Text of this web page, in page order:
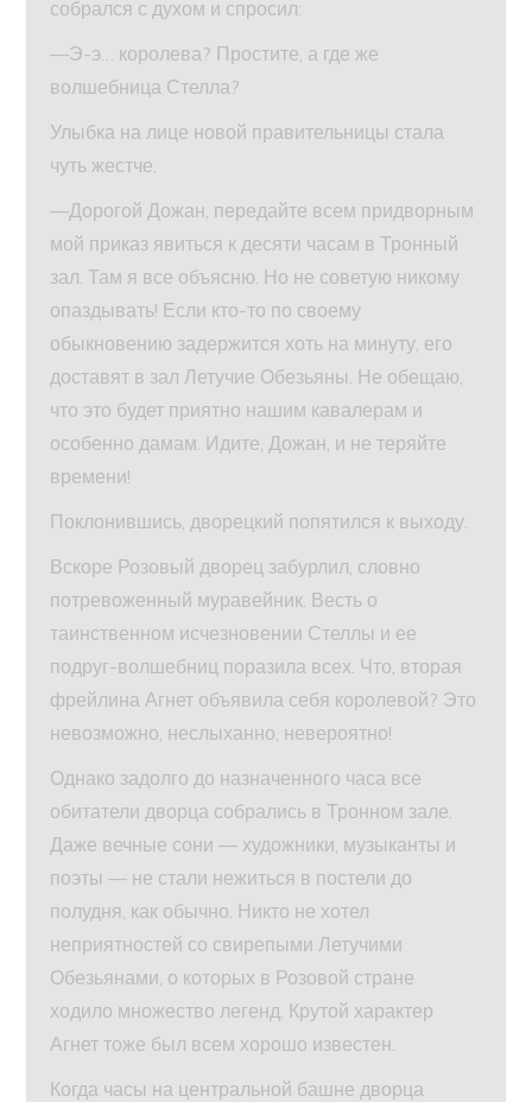
собрался с духом и спросил:
—Э-э… королева? Простите, а где же
волшебница Стелла?
Улыбка на лице новой правительницы стала
чуть жестче.
—Дорогой Дожан, передайте всем придворным
мой приказ явиться к десяти часам в Тронный
зал. Там я все объясню. Но не советую никому
опаздывать! Если кто-то по своему
обыкновению задержится хоть на минуту, его
доставят в зал Летучие Обезьяны. Не обещаю,
что это будет приятно нашим кавалерам и
особенно дамам. Идите, Дожан, и не теряйте
времени!
Поклонившись, дворецкий попятился к выходу.
Вскоре Розовый дворец забурлил, словно
потревоженный муравейник. Весть о
таинственном исчезновении Стеллы и ее
подруг-волшебниц поразила всех. Что, вторая
фрейлина Агнет объявила себя королевой? Это
невозможно, неслыханно, невероятно!
Однако задолго до назначенного часа все
обитатели дворца собрались в Тронном зале.
Даже вечные сони — художники, музыканты и
поэты — не стали нежиться в постели до
полудня, как обычно. Никто не хотел
неприятностей со свирепыми Летучими
Обезьянами, о которых в Розовой стране
ходило множество легенд. Крутой характер
Агнет тоже был всем хорошо известен.
Когда часы на центральной башне дворца